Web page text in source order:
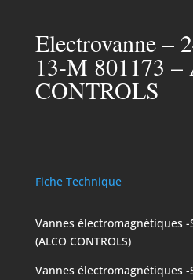
Electrovanne –
13-M 801173
CONTROLS
Fiche Technique
Vannes électromagnétiques -
(ALCO CONTROLS)
Vannes électromagnétiques -